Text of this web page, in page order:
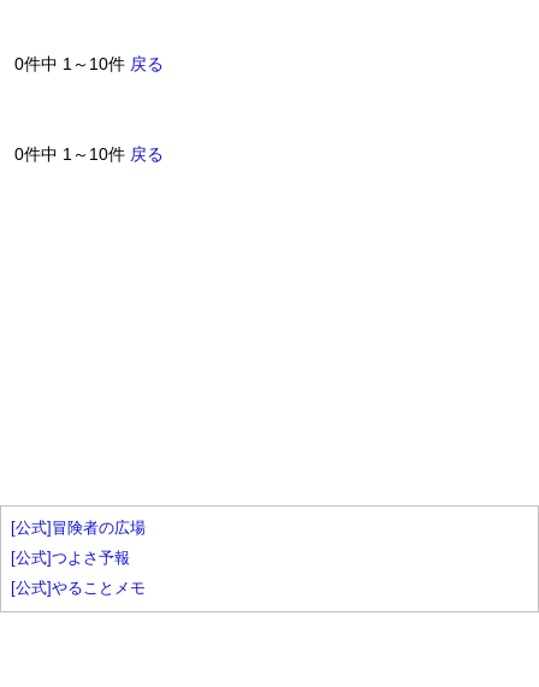
0件中 1～10件 戻る
0件中 1～10件 戻る
[公式]冒険者の広場
[公式]つよさ予報
[公式]やることメモ